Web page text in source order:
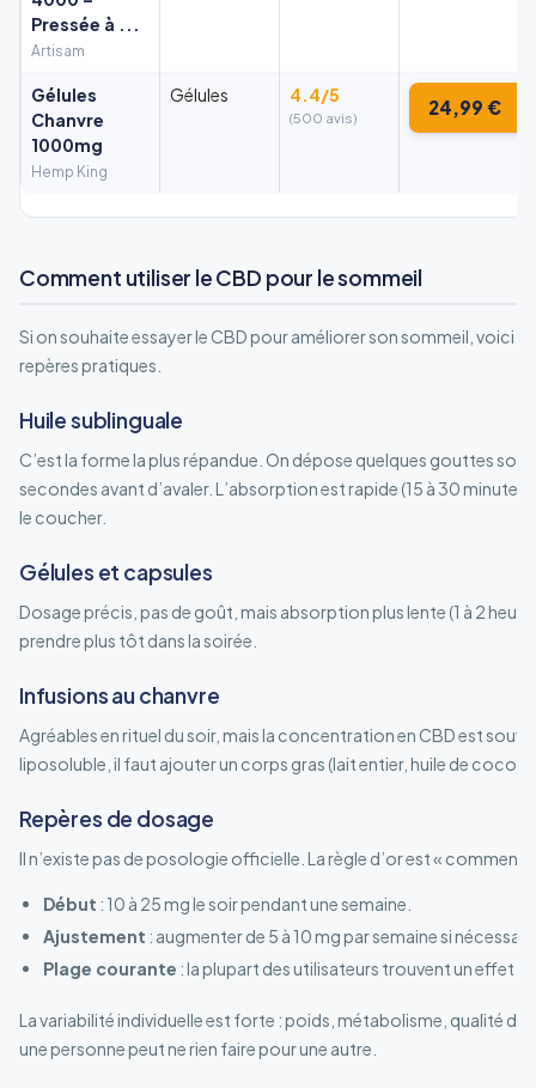
Pressée à ...
Artisam
Gélules
Chanvre
1000mg
Hemp King
Gélules 4.4/5
(500 avis) 24,99 €
Comment utiliser le CBD pour le sommeil
Si on souhaite essayer le CBD pour améliorer son sommeil, voici
repères pratiques.
Huile sublinguale
C’est la forme la plus répandue. On dépose quelques gouttes
secondes avant d’avaler. L’absorption est rapide (15 à 30
le coucher.
Gélules et capsules
Dosage précis, pas de goût, mais absorption plus lente (1 à 2
prendre plus tôt dans la soirée.
Infusions au chanvre
Agréables en rituel du soir, mais la concentration en CBD est
liposoluble, il faut ajouter un corps gras (lait entier, huile de coco)
Repères de dosage
Il n’existe pas de posologie officielle. La règle d’or est «
Début : 10 à 25 mg le soir pendant une semaine.
Ajustement : augmenter de 5 à 10 mg par semaine si
Plage courante : la plupart des utilisateurs trouvent un effet
La variabilité individuelle est forte : poids, métabolisme, qualité
une personne peut ne rien faire pour une autre.